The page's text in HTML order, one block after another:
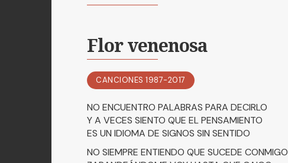
Flor venenosa
CANCIONES 1987-2017
NO ENCUENTRO PALABRAS PARA DECIRLO
Y A VECES SIENTO QUE EL PENSAMIENTO
ES UN IDIOMA DE SIGNOS SIN SENTIDO
NO SIEMPRE ENTIENDO QUE SUCEDE CONMIGO